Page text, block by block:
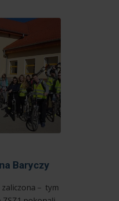
Baryczy
zaliczona－ tym